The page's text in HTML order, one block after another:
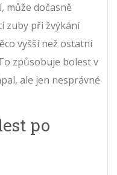
může dočasně
zuby při žvýkání
vyšší než ostatní
způsobuje bolest v
ale jen nesprávné
po